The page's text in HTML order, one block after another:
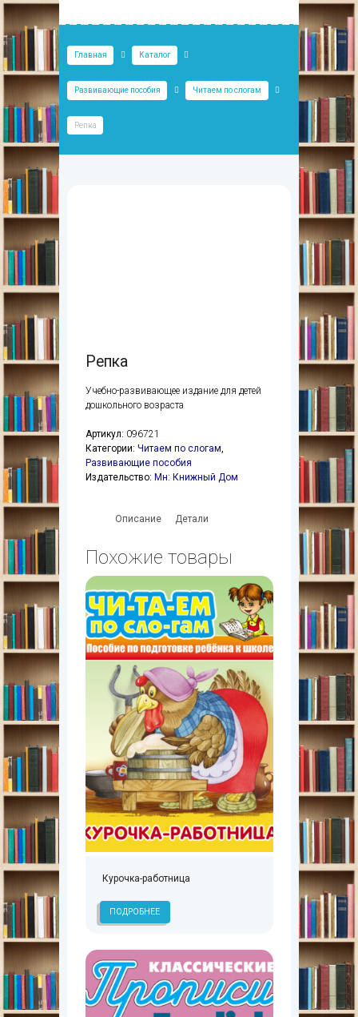
Главная Каталог
Развивающие пособия Читаем по слогам
Репка
Репка
Учебно-развивающее издание для детей
дошкольного возраста
Артикул: 096721
Категории: Читаем по слогам,
Развивающие пособия
Издательство: Мн: Книжный Дом
Описание Детали
Похожие товары
Курочка-работница
ПОДРОБНЕЕ